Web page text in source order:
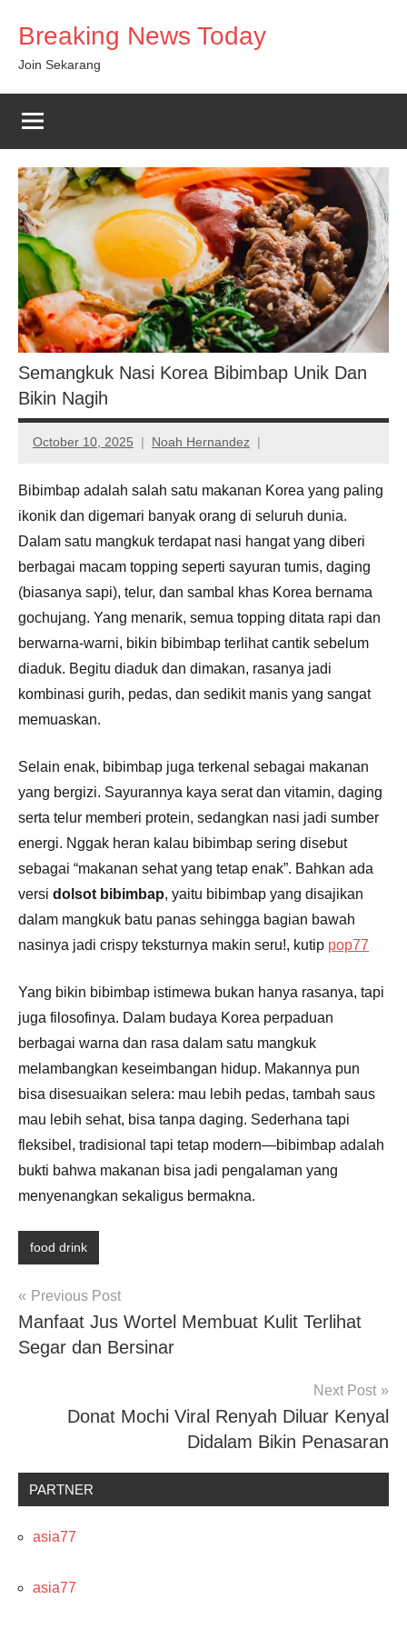
content
Breaking News Today
Join Sekarang
Semangkuk Nasi Korea Bibimbap Unik Dan
Bikin Nagih
October 10, 2025 Noah Hernandez
Bibimbap adalah salah satu makanan Korea yang paling
ikonik dan digemari banyak orang di seluruh dunia.
Dalam satu mangkuk terdapat nasi hangat yang diberi
berbagai macam topping seperti sayuran tumis, daging
(biasanya sapi), telur, dan sambal khas Korea bernama
gochujang. Yang menarik, semua topping ditata rapi dan
berwarna-warni, bikin bibimbap terlihat cantik sebelum
diaduk. Begitu diaduk dan dimakan, rasanya jadi
kombinasi gurih, pedas, dan sedikit manis yang sangat
memuaskan.
Selain enak, bibimbap juga terkenal sebagai makanan
yang bergizi. Sayurannya kaya serat dan vitamin, daging
serta telur memberi protein, sedangkan nasi jadi sumber
energi. Nggak heran kalau bibimbap sering disebut
sebagai “makanan sehat yang tetap enak”. Bahkan ada
versi dolsot bibimbap, yaitu bibimbap yang disajikan
dalam mangkuk batu panas sehingga bagian bawah
nasinya jadi crispy teksturnya makin seru!, kutip pop77
Yang bikin bibimbap istimewa bukan hanya rasanya, tapi
juga filosofinya. Dalam budaya Korea perpaduan
berbagai warna dan rasa dalam satu mangkuk
melambangkan keseimbangan hidup. Makannya pun
bisa disesuaikan selera: mau lebih pedas, tambah saus
mau lebih sehat, bisa tanpa daging. Sederhana tapi
fleksibel, tradisional tapi tetap modern—bibimbap adalah
bukti bahwa makanan bisa jadi pengalaman yang
menyenangkan sekaligus bermakna.
food drink
Post
navigation
Previous Post
Manfaat Jus Wortel Membuat Kulit Terlihat
Segar dan Bersinar
Next Post
Donat Mochi Viral Renyah Diluar Kenyal
Didalam Bikin Penasaran
PARTNER
asia77
asia77